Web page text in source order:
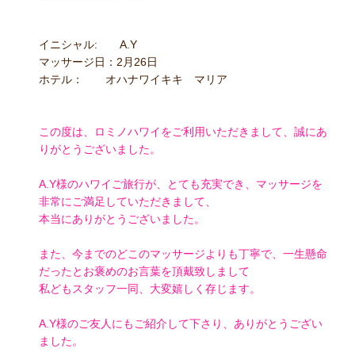
イニシャル: A.Y
マッサージ日：2月26日
ホテル： オハナワイキキ マリア
この度は、ロミノハワイをご利用いただきまして、誠にあ
りがとうございました。
A.Y様のハワイご旅行が、とても充実でき、マッサージを
非常にご満足していただきまして、
本当にありがとうございました。
また、今までのどこのマッサージよりも丁寧で、一生懸命
だったとお褒めのお言葉を頂戴致しまして
私どもスタッフ一同、大変嬉しく存じます。
A.Y様のご友人にもご紹介して下さり、ありがとうござい
ました。